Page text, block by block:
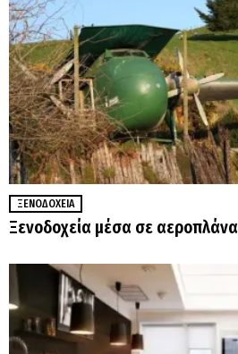
ΞΕΝΟΔΟΧΕΊΑ
Ξενοδοχεία μέσα σε